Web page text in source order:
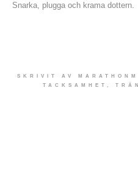
Snarka, plugga och krama dottern.
SKRIVIT AV
TACKSAMHET ,